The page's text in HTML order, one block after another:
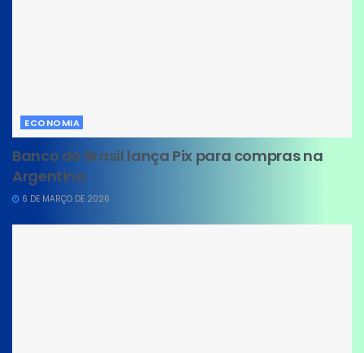
ECONOMIA
Banco do Brasil lança Pix para compras na
Argentina
6 DE MARÇO DE 2026